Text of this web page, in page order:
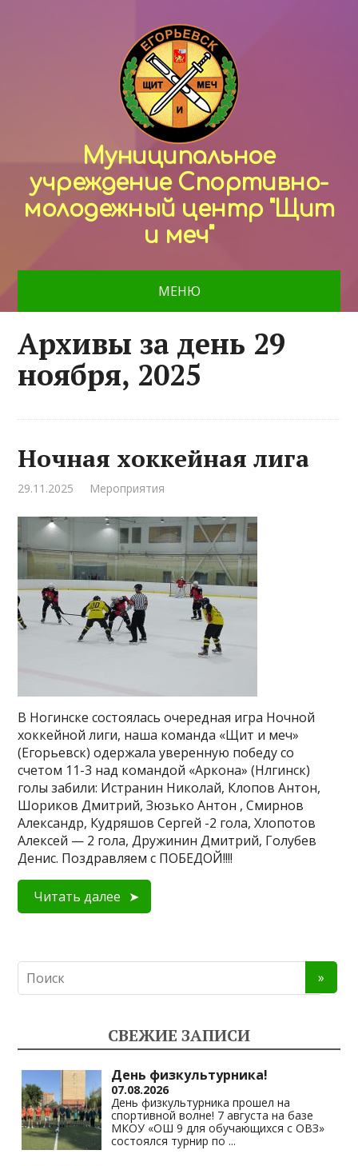
Муниципальное
учреждение Спортивно-
молодежный центр "Щит
и меч"
МЕНЮ
Архивы за день 29
ноября, 2025
Ночная хоккейная лига
29.11.2025 Мероприятия
В Ногинске состоялась очередная игра Ночной
хоккейной лиги, наша команда «Щит и меч»
(Егорьевск) одержала уверенную победу со
счетом 11-3 над командой «Аркона» (Нлгинск)
голы забили: Истранин Николай, Клопов Антон,
Шориков Дмитрий, Зюзько Антон , Смирнов
Александр, Кудряшов Сергей -2 гола, Хлопотов
Алексей — 2 гола, Дружинин Дмитрий, Голубев
Денис. Поздравляем с ПОБЕДОЙ!!!!
Читать далее
СВЕЖИЕ ЗАПИСИ
День физкультурника!
07.08.2026
День физкультурника прошел на
спортивной волне! 7 августа на базе
МКОУ «ОШ 9 для обучающихся с ОВЗ»
состоялся турнир по ...